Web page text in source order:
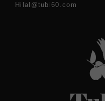
Hilal@tubi60.com